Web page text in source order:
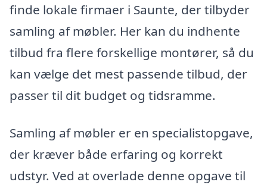
finde lokale firmaer i Saunte, der tilbyder
samling af møbler. Her kan du indhente
tilbud fra flere forskellige montører, så du
kan vælge det mest passende tilbud, der
passer til dit budget og tidsramme.
Samling af møbler er en specialistopgave,
der kræver både erfaring og korrekt
udstyr. Ved at overlade denne opgave til